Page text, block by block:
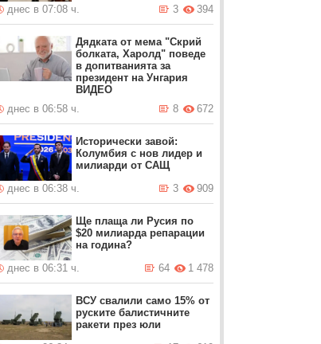
днес в 07:08 ч.
394
3
Дядката от мема "Скрий
болката, Харолд" поведе
в допитванията за
президент на Унгария
ВИДЕО
днес в 06:58 ч.
672
8
Исторически завой:
Колумбия с нов лидер и
милиарди от САЩ
днес в 06:38 ч.
909
3
Ще плаща ли Русия по
$20 милиарда репарации
на година?
днес в 06:31 ч.
1 478
64
ВСУ свалили само 15% от
руските балистичните
ракети през юли